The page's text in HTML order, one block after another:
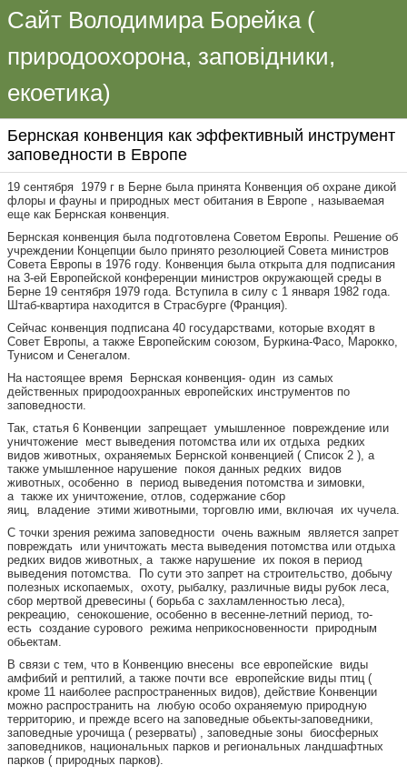
Сайт Володимира Борейка (
природоохорона, заповідники,
екоетика)
Бернская конвенция как эффективный инструмент
заповедности в Европе
19 сентября 1979 г в Берне была принята Конвенция об охране дикой
флоры и фауны и природных мест обитания в Европе , называемая
еще как Бернская конвенция.
Бернская конвенция была подготовлена Советом Европы. Решение об
учреждении Концепции было принято резолюцией Совета министров
Совета Европы в 1976 году. Конвенция была открыта для подписания
на 3-ей Европейской конференции министров окружающей среды в
Берне 19 сентября 1979 года. Вступила в силу с 1 января 1982 года.
Штаб-квартира находится в Страсбурге (Франция).
Сейчас конвенция подписана 40 государствами, которые входят в
Совет Европы, а также Европейским союзом, Буркина-Фасо, Марокко,
Тунисом и Сенегалом.
На настоящее время Бернская конвенция- один из самых
действенных природоохранных европейских инструментов по
заповедности.
Так, статья 6 Конвенции запрещает умышленное повреждение или
уничтожение мест выведения потомства или их отдыха редких
видов животных, охраняемых Бернской конвенцией ( Список 2 ), а
также умышленное нарушение покоя данных редких видов
животных, особенно в период выведения потомства и зимовки,
а также их уничтожение, отлов, содержание сбор
яиц, владение этими животными, торговлю ими, включая их чучела.
С точки зрения режима заповедности очень важным является запрет
повреждать или уничтожать места выведения потомства или отдыха
редких видов животных, а также нарушение их покоя в период
выведения потомства. По сути это запрет на строительство, добычу
полезных ископаемых, охоту, рыбалку, различные виды рубок леса,
сбор мертвой древесины ( борьба с захламленностью леса),
рекреацию, сенокошение, особенно в весенне-летний период, то-
есть создание сурового режима неприкосновенности природным
обьектам.
В связи с тем, что в Конвенцию внесены все европейские виды
амфибий и рептилий, а также почти все европейские виды птиц (
кроме 11 наиболее распространенных видов), действие Конвенции
можно распространить на любую особо охраняемую природную
территорию, и прежде всего на заповедные обьекты-заповедники,
заповедные урочища ( резерваты) , заповедные зоны биосферных
заповедников, национальных парков и региональных ландшафтных
парков ( природных парков).